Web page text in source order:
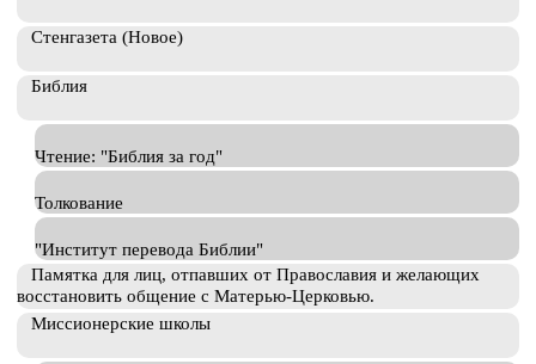
Стенгазета (Новое)
Библия
Чтение: "Библия за год"
Толкование
"Институт перевода Библии"
Памятка для лиц, отпавших от Православия и желающих
восстановить общение с Матерью-Церковью.
Миссионерские школы